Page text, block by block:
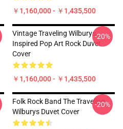
￥1,160,000 - ￥1,435,500
Vintage Traveling Wilburys
Inspired Pop Art Rock Duvet
Cover
￥1,160,000 - ￥1,435,500
-20%
Folk Rock Band The Traveling
Wilburys Duvet Cover
-20%